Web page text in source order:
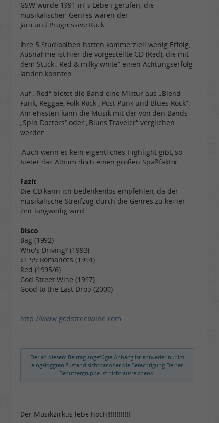
GSW wurde 1991 in’ s Leben gerufen, die
musikalischen Genres waren der
Jam und Progressive Rock.
Ihre 5 Studioalben hatten kommerziell wenig Erfolg,
Ausnahme ist hier die vorgestellte CD (Red), die mit
dem Stück „Red & milky white“ einen Achtungserfolg
landen konnten.
Auf „Red“ bietet die Band eine Mixtur aus „Blend
Funk, Reggae, Folk Rock , Post Punk und Blues Rock“.
Am ehesten kann die Musik mit der von den Bands
„Spin Doctors“ oder „Blues Traveler“ verglichen
werden.
.Auch wenn es kein eigentliches Highlight gibt, so
bietet das Album doch einen großen Spaßfaktor.
Fazit:
Die CD kann ich bedenkenlos empfehlen, da der
musikalische Streifzug durch die Genres zu keiner
Zeit langweilig wird.
Disco:
Bag (1992)
Who's Driving? (1993)
$1.99 Romances (1994)
Red (1995/6)
God Street Wine (1997)
Good to the Last Drop (2000)
http://www.godstreetwine.com
Der an diesem Beitrag angefügte Anhang ist entweder nur im
eingeloggten Zustand sichtbar oder die Berechtigung Deiner
Benutzergruppe ist nicht ausreichend.
Der Musikzirkus lebe hoch!!!!!!!!!!!!